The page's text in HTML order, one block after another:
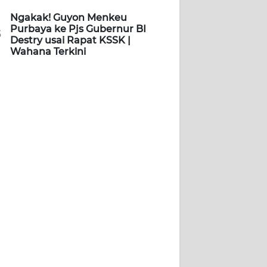
Ngakak! Guyon Menkeu
Purbaya ke Pjs Gubernur BI
Destry usai Rapat KSSK |
Wahana Terkini